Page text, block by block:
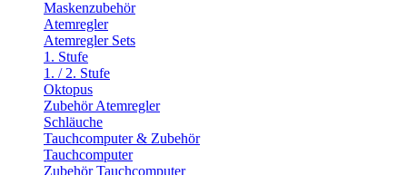
Maskenzubehör
Atemregler
Atemregler Sets
1. Stufe
1. / 2. Stufe
Oktopus
Zubehör Atemregler
Schläuche
Tauchcomputer & Zubehör
Tauchcomputer
Zubehör Tauchcomputer